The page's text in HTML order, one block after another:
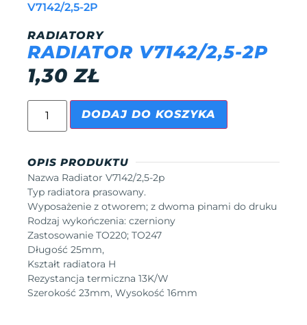
V7142/2,5-2P
RADIATORY
RADIATOR V7142/2,5-2P
1,30ZŁ
DODAJ DO KOSZYKA
OPIS PRODUKTU
Nazwa Radiator V7142/2,5-2p
Typ radiatora prasowany.
Wyposażenie z otworem; z dwoma pinami do druku
Rodzaj wykończenia: czerniony
Zastosowanie TO220; TO247
Długość 25mm,
Kształt radiatora H
Rezystancja termiczna 13K/W
Szerokość 23mm, Wysokość 16mm